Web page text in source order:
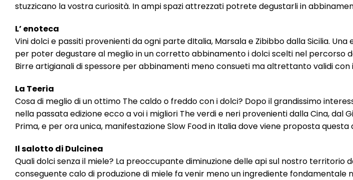
stuzzicano la vostra curiosità. In ampi spazi attrezzati potrete degustarli in
L’ enoteca
Vini dolci e passiti provenienti da ogni parte dItalia, Marsala e Zibibbo dalla Sicilia.
per poter degustare al meglio in un corretto abbinamento i dolci scelti nel percorso
Birre artigianali di spessore per abbinamenti meno consueti ma altrettanto validi con
La Teeria
Cosa di meglio di un ottimo The caldo o freddo con i dolci? Dopo il grandissimo
nella passata edizione ecco a voi i migliori The verdi e neri provenienti dalla Cina, dal
Prima, e per ora unica, manifestazione Slow Food in Italia dove viene proposta
Il salotto di Dulcinea
Quali dolci senza il miele? La preoccupante diminuzione delle api sul nostro territorio
conseguente calo di produzione di miele fa venir meno un ingrediente fondamentale